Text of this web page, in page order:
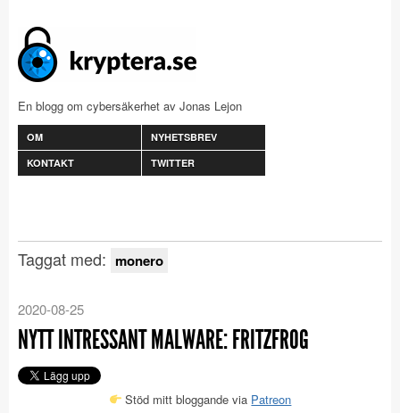
En blogg om cybersäkerhet av Jonas Lejon
OM
NYHETSBREV
KONTAKT
TWITTER
Taggat med: monero
2020-08-25
NYTT INTRESSANT MALWARE: FRITZFROG
Stöd mitt bloggande via Patreon